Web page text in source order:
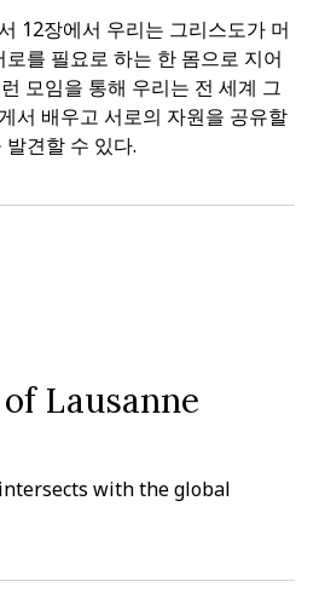
12장에서 우리는 그리스도가 머
를 필요로 하는 한 몸으로 지어
모임을 통해 우리는 전 세계 그
서 배우고 서로의 자원을 공유할
견할 수 있다.
Lausanne
with the global